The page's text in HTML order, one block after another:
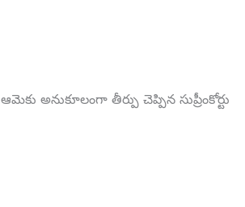
ఆమెకు అనుకూలంగా తీర్పు చెప్పిన సుప్రీంకోర్టు